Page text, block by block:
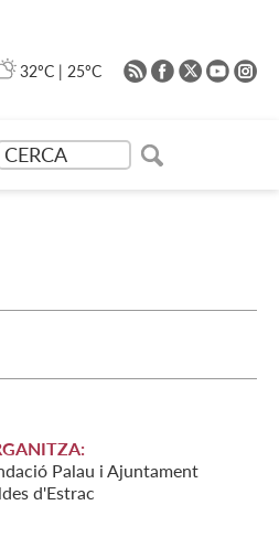
32ºC | 25ºC
Palau i Ajuntament
d'Estrac